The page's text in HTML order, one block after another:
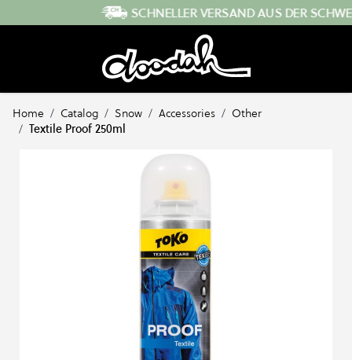
SCHNELLER VERSAND AUS DER SCHWEIZ
Home / Catalog / Snow / Accessories / Other
/ Textile Proof 250ml